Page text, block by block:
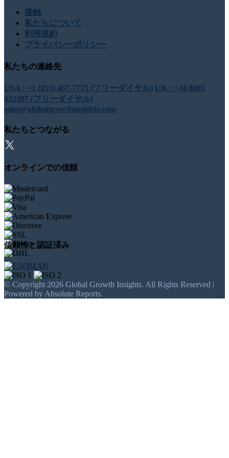
接触
私たちについて
利用規約
プライバシーポリシー
私たちの連絡先
USA : +1 (855) 467-7775 (フリーダイヤル) UK : +44 8085
022397 (フリーダイヤル)
sales@globalgrowthinsights.com
私たちとつながる
オンラインでの信頼
信頼性と認証済み
© Copyright 2026 Global Growth Insights. All Rights Reserved |
Powered by Absolute Reports.